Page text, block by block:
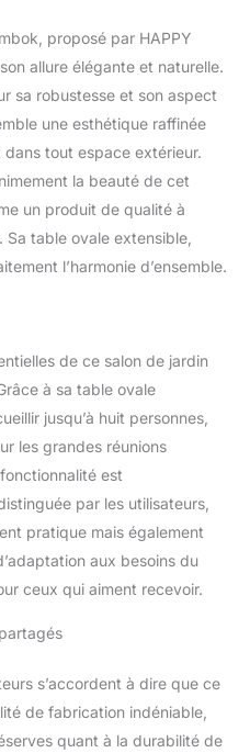
2 ans -
en 5 colis en
de porte, en bas
proposé par HAPPY
allure élégante et naturelle.
sa robustesse et son aspect
une esthétique raffinée
dans tout espace extérieur.
la beauté de cet
un produit de qualité à
Sa table ovale extensible,
l’harmonie d’ensemble.
de ce salon de jardin
à sa table ovale
jusqu’à huit personnes,
les grandes réunions
est
par les utilisateurs,
pratique mais également
aux besoins du
ceux qui aiment recevoir.
s’accordent à dire que ce
de fabrication indéniable,
quant à la durabilité de